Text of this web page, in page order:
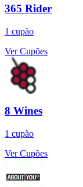
365 Rider
1 cupão
Ver Cupões
8 Wines
1 cupão
Ver Cupões